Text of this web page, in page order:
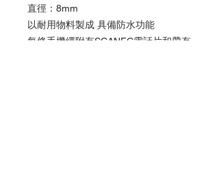
直徑：8mm
以耐用物料製成 具備防水功能
每條手機繩附有SCANFC電話片和帶有